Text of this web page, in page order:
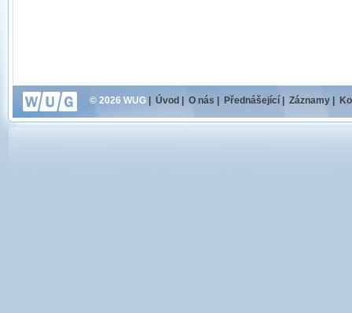
© 2026 WUG Úvod O nás Přednášející Záznamy